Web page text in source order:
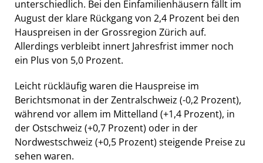
unterschiedlich. Bei den Einfamilienhäusern fällt im
August der klare Rückgang von 2,4 Prozent bei den
Hauspreisen in der Grossregion Zürich auf.
Allerdings verbleibt innert Jahresfrist immer noch
ein Plus von 5,0 Prozent.
Leicht rückläufig waren die Hauspreise im
Berichtsmonat in der Zentralschweiz (-0,2 Prozent),
während vor allem im Mittelland (+1,4 Prozent), in
der Ostschweiz (+0,7 Prozent) oder in der
Nordwestschweiz (+0,5 Prozent) steigende Preise zu
sehen waren.